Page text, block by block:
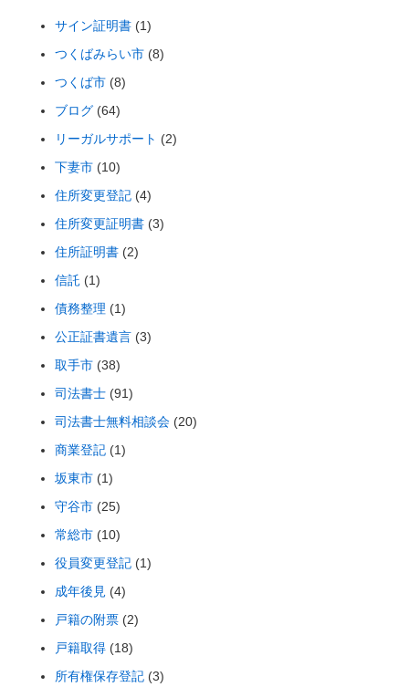
サイン証明書 (1)
つくばみらい市 (8)
つくば市 (8)
ブログ (64)
リーガルサポート (2)
下妻市 (10)
住所変更登記 (4)
住所変更証明書 (3)
住所証明書 (2)
信託 (1)
債務整理 (1)
公正証書遺言 (3)
取手市 (38)
司法書士 (91)
司法書士無料相談会 (20)
商業登記 (1)
坂東市 (1)
守谷市 (25)
常総市 (10)
役員変更登記 (1)
成年後見 (4)
戸籍の附票 (2)
戸籍取得 (18)
所有権保存登記 (3)